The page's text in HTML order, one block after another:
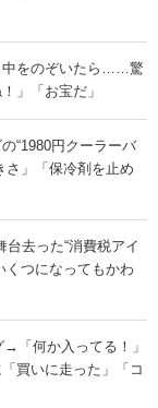
中をのぞいたら……驚
」「お宝だ」
“1980円クーラーバ
」「保冷剤を止め
台去った“消費税アイ
つになってもかわ
「何か入ってる！」
買いに走った」「コ